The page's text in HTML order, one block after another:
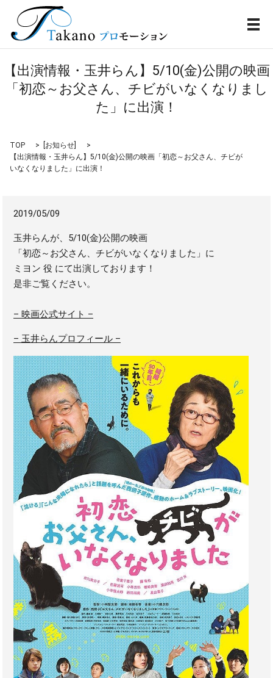
メ
【出演情報・玉井らん】5/10(金)公開の映画
「初恋～お父さん、チビがいなくなりまし
た」に出演！
TOP お知らせ
【出演情報・玉井らん】5/10(金)公開の映画「初恋～お父さん、チビが
いなくなりました」に出演！
2019/05/09
玉井らんが、5/10(金)公開の映画
「初恋～お父さん、チビがいなくなりました」に
ミヨン 役 にて出演しております！
是非ご覧ください。
– 映画公式サイト –
– 玉井らんプロフィール –